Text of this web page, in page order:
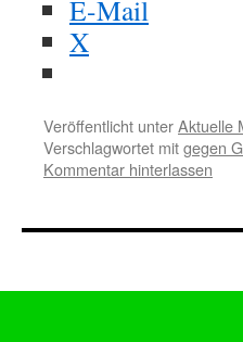
E-Mail
X
Veröffentlicht unterAktuelle
Verschlagwortet mitgegen
Kommentar hinterlassen